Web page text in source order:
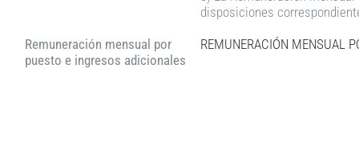
Remuneración mensual por
puesto e ingresos adicionales
disposiciones
REMUNERACIÓN MENSUAL